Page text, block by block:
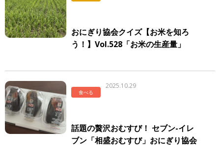
おにぎり協会クイズ【お米を知ろ
う！】Vol.528「お米の生産量」
食べる
2025.10.29
話題の贅沢おむすび！ セブン-イレ
ブン「相盛おむすび」おにぎり協会